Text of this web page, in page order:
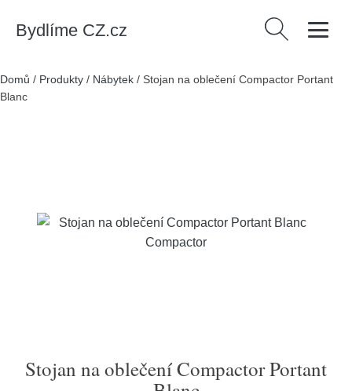
Bydlíme CZ.cz Vyhledávání
Domů / Produkty / Nábytek / Stojan na oblečení Compactor Portant
Blanc
Stojan na oblečení Compactor Portant